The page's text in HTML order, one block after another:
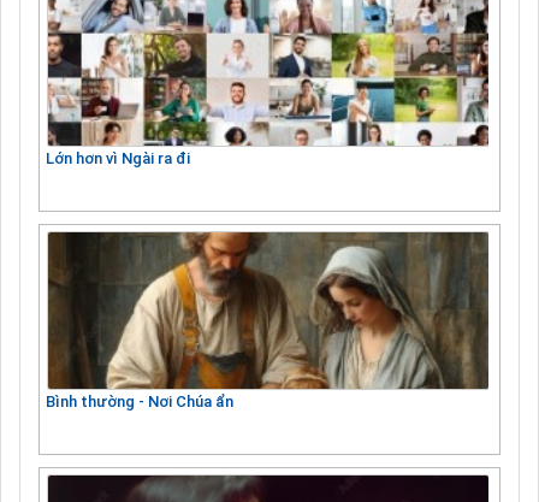
Lớn hơn vì Ngài ra đi
Bình thường - Nơi Chúa ẩn